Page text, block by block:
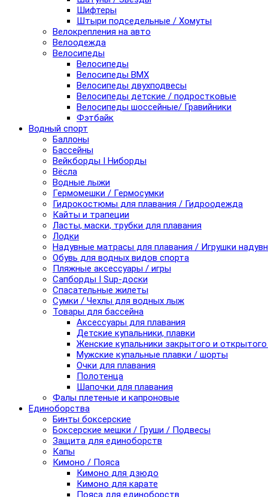
Шифтеры
Штыри подседельные / Хомуты
Велокрепления на авто
Велоодежда
Велосипеды
Велосипеды
Велосипеды BMX
Велосипеды двухподвесы
Велосипеды детские / подростковые
Велосипеды шоссейные/ Гравийники
Фэтбайк
Водный спорт
Баллоны
Бассейны
Вейкборды I Ниборды
Вёсла
Водные лыжи
Гермомешки / Гермосумки
Гидрокостюмы для плавания / Гидроодежда
Кайты и трапеции
Ласты, маски, трубки для плавания
Лодки
Надувные матрасы для плавания / Игрушки
Обувь для водных видов спорта
Пляжные аксессуары / игры
Сапборды I Sup-доски
Спасательные жилеты
Сумки / Чехлы для водных лыж
Товары для бассейна
Аксессуары для плавания
Детские купальники, плавки
Женские купальники закрытого и
Мужские купальные плавки / шорты
Очки для плавания
Полотенца
Шапочки для плавания
Фалы плетеные и капроновые
Единоборства
Бинты боксерские
Боксерские мешки / Груши / Подвесы
Защита для единоборств
Капы
Кимоно / Пояса
Кимоно для дзюдо
Кимоно для карате
Пояса для единоборств